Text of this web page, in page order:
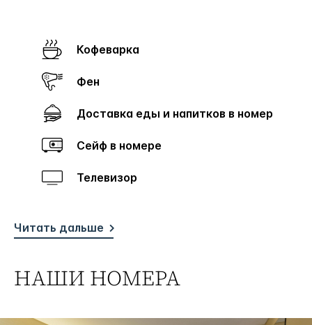
Кофеварка
Фен
Доставка еды и напитков в номер
Сейф в номере
Телевизор
Читать дальше
НАШИ НОМЕРА